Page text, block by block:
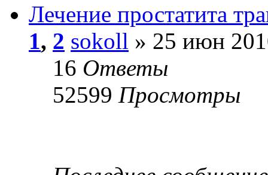
Лечение простатита
1, 2 sokoll » 25 июн
16 Ответы
52599 Просмотры